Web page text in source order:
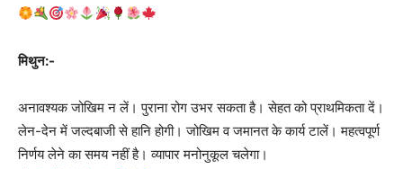
मिथुन:-
अनावश्यक जोखिम न लें। पुराना रोग उभर सकता है। सेहत को प्रा‍थमिकता दें।
लेन-देन में जल्दबाजी से हानि होगी। जोखिम व जमानत के कार्य टालें। महत्वपूर्ण
निर्णय लेने का समय नहीं है। व्यापार मनोनुकूल चलेगा।